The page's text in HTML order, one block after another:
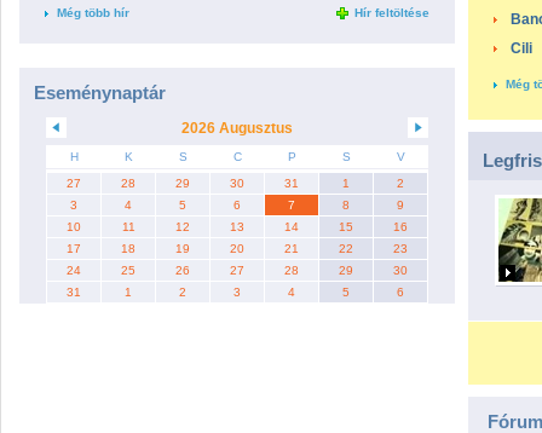
Még több hír Hír feltöltése
Eseménynaptár
2026 Augusztus
H K S C P S
V
27
28 29 30 31 1
2
3
4 5 6 7 8
9
10
11 12 13 14 15
16
17
18 19 20 21 22
23
24
25 26 27 28 29
30
31
1 2 3 4 5 6
Cili
Még